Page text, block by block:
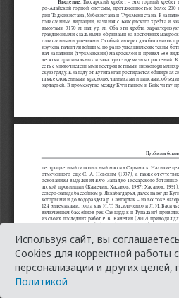
Используя сайт, вы
Cookies для корректной работы
персонализации и других
Политикой